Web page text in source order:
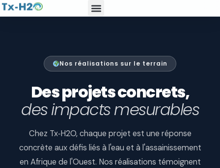
Nos réalisations sur le terrain
Des projets concrets,
des impacts mesurables
Chez Tx‑H2O, chaque projet est une réponse
concrète aux défis liés à l'eau et à l'assainissement
en Afrique de l'Ouest. Nos réalisations témoignent